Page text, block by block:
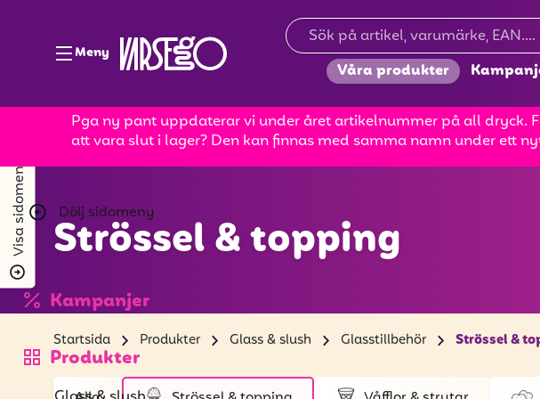
Meny
Våra produkter
Pga ny pant uppdaterar vi under året artikelnummer på all dryck.
att vara slut i lager? Den kan finnas med samma namn under ett
Dölj sidomeny
Kampanjer
Produkter
Visa sidomeny Strössel & topping
Startsida Produkter Glass & slush Glasstillbehör Strössel &